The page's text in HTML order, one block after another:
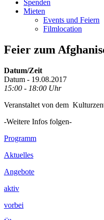
Spenden
Mieten
Events und Feiern
Filmlocation
Feier zum
Datum/Zeit
Datum - 19.08.2017
15:00 - 18:00 Uhr
Veranstaltet von dem
-Weitere Infos folgen-
Footer
Inhalt
Programm
Aktuelles
Angebote
aktiv
vorbei